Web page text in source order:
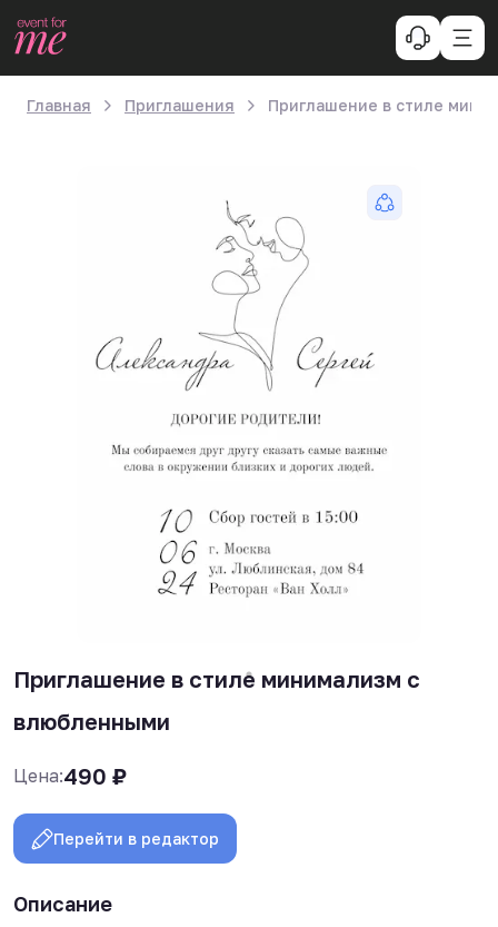
Главная Приглашения Приглашение в стиле
Приглашение в стиле минимализм с
влюбленными
Цена:490 ₽
Перейти в редактор
Описание